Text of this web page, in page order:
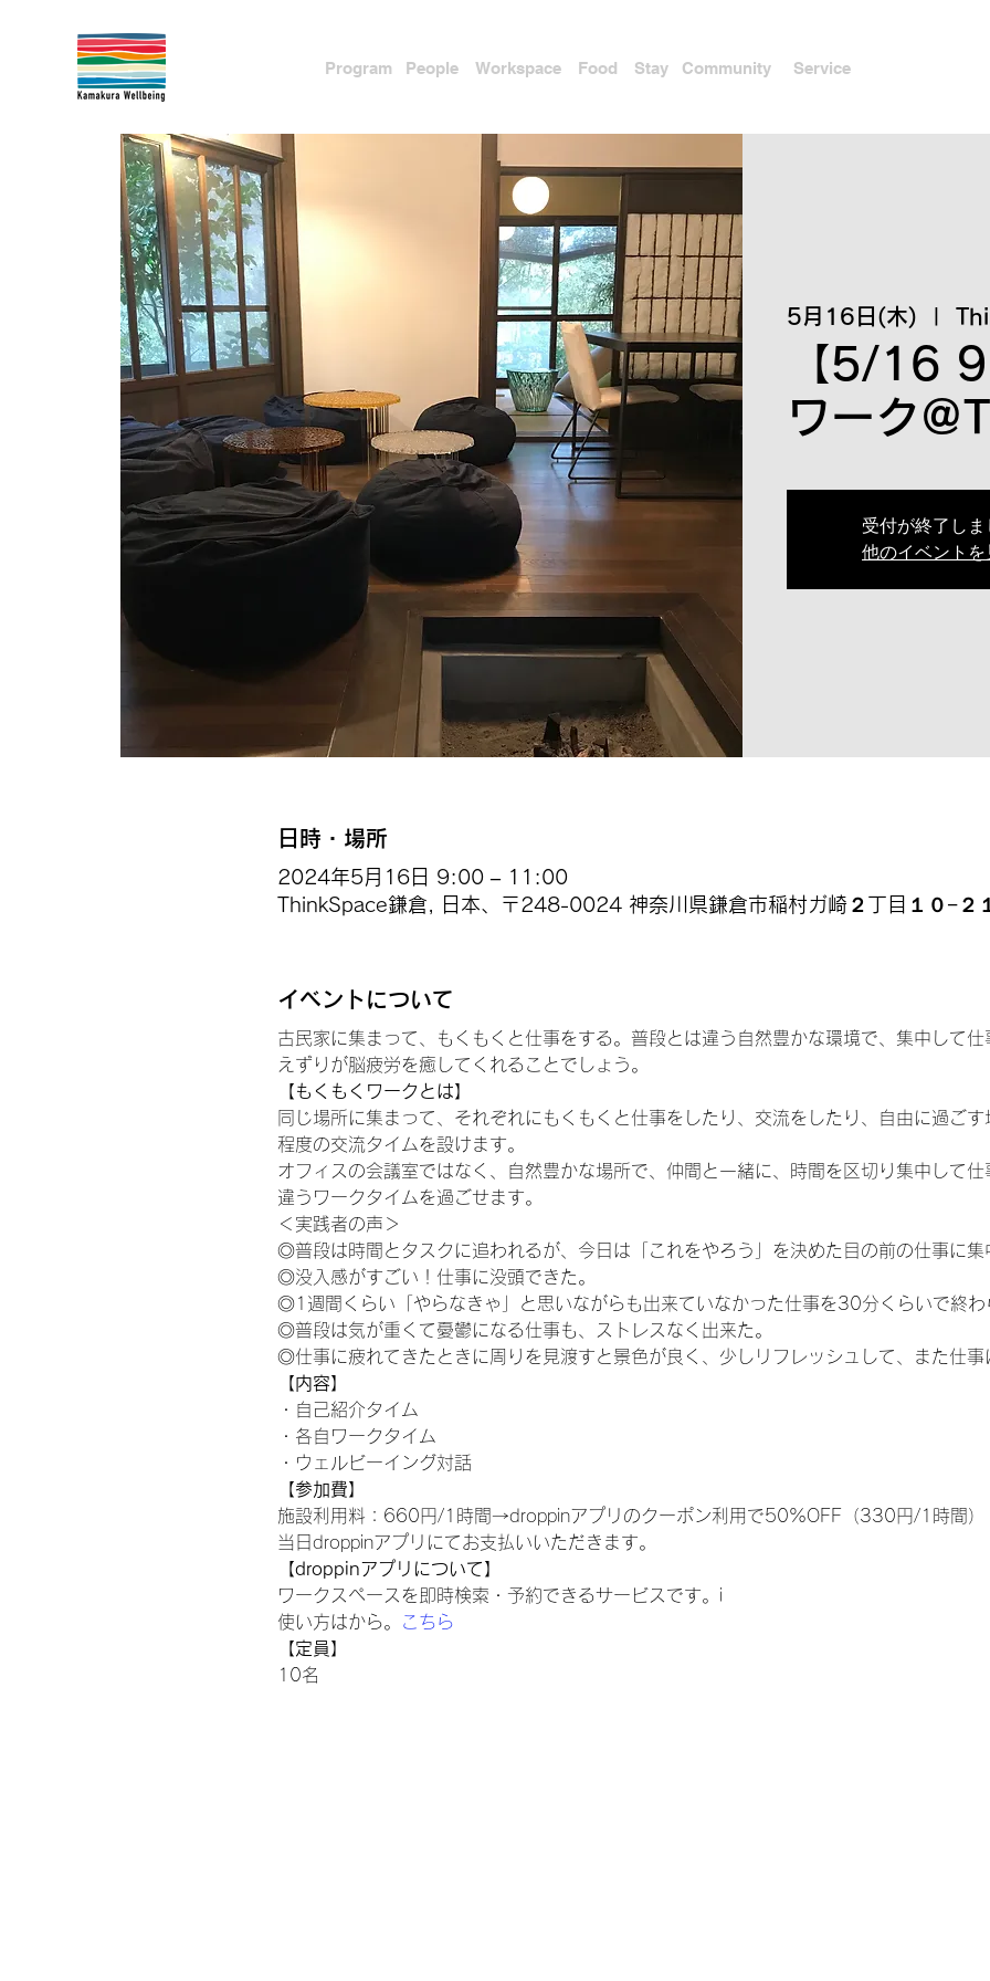
Program People Workspace Food Stay Community Service
5月16日(木)
【5/16
ワーク＠
受付が終了しま
他のイベントを
日時・場所
2024年5月16日 9:00 – 11:00
ThinkSpace鎌倉, 日本、〒248-0024 神奈川県鎌倉市稲村ガ崎２丁目１０−２１
イベントについて
古民家に集まって、もくもくと仕事をする。普段とは違う自然豊かな環境で、集中して
えずりが脳疲労を癒してくれることでしょう。
【もくもくワークとは】
同じ場所に集まって、それぞれにもくもくと仕事をしたり、交流をしたり、自由に過ご
程度の交流タイムを設けます。
オフィスの会議室ではなく、自然豊かな場所で、仲間と一緒に、時間を区切り集中して
違うワークタイムを過ごせます。
＜実践者の声＞
◎普段は時間とタスクに追われるが、今日は「これをやろう」を決めた目の前の仕事に集
◎没入感がすごい！仕事に没頭できた。
◎1週間くらい「やらなきゃ」と思いながらも出来ていなかった仕事を30分くらいで終わ
◎普段は気が重くて憂鬱になる仕事も、ストレスなく出来た。
◎仕事に疲れてきたときに周りを見渡すと景色が良く、少しリフレッシュして、また仕事
【内容】
・自己紹介タイム
・各自ワークタイム
・ウェルビーイング対話
【参加費】
施設利用料：660円/1時間→droppinアプリのクーポン利用で50%OFF（330円/1時間）
当日droppinアプリにてお支払いいただきます。
【droppinアプリについて】
ワークスペースを即時検索・予約できるサービスです。i
使い方はから。
こちら
【定員】
10名